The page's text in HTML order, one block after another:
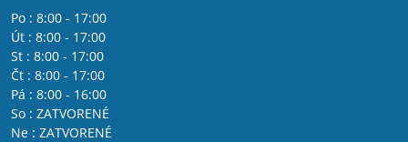
Po : 8:00 - 17:00
Út : 8:00 - 17:00
St : 8:00 - 17:00
Čt : 8:00 - 17:00
Pá : 8:00 - 16:00
So : ZATVORENÉ
Ne : ZATVORENÉ